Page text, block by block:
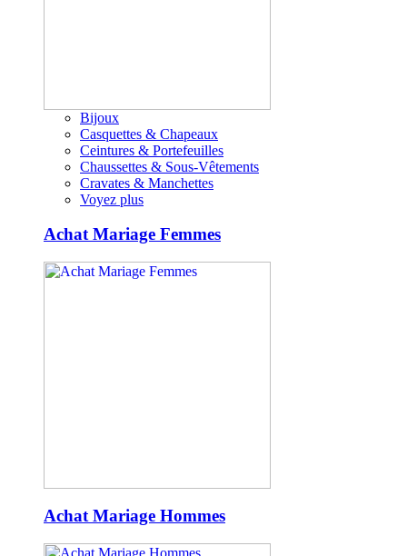
Bijoux
Casquettes & Chapeaux
Ceintures & Portefeuilles
Chaussettes & Sous-Vêtements
Cravates & Manchettes
Voyez plus
Achat Mariage Femmes
Achat Mariage Hommes